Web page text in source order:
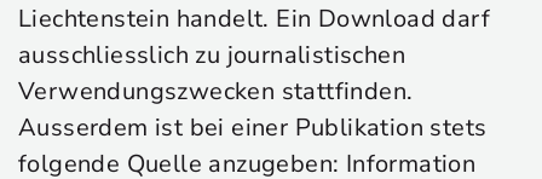
Liechtenstein handelt. Ein Download darf
ausschliesslich zu journalistischen
Verwendungszwecken stattfinden.
Ausserdem ist bei einer Publikation stets
folgende Quelle anzugeben: Information